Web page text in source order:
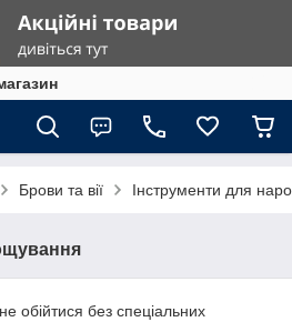
Брови та вії Інструменти для
обійтися без спеціальних